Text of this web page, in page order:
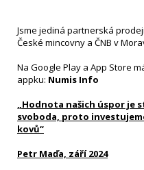
Jsme jediná partnerská
České mincovny a ČNB v
Na Google Play a App Store
appku: Numis Info
„Hodnota našich úspor je
svoboda, proto
kovů“
Petr Maďa, září 2024